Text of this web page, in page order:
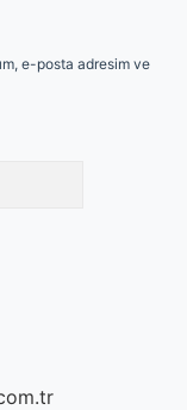
e-posta adresim ve